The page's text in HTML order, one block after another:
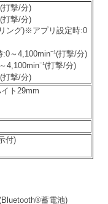
打撃/分)
打撃/分)
ング)※アプリ設定時:0
:0～4,100min⁻¹(打撃/分)
4,100min⁻¹(打撃/分)
打撃/分)
ト29mm
付)
蓄電池)